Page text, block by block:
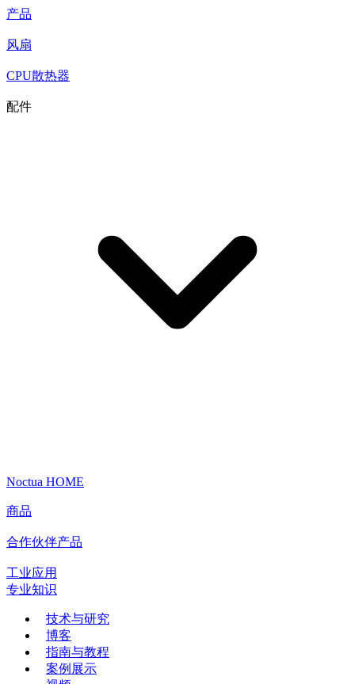
产品
风扇
CPU散热器
配件
Noctua HOME
商品
合作伙伴产品
工业应用
专业知识
技术与研究
博客
指南与教程
案例展示